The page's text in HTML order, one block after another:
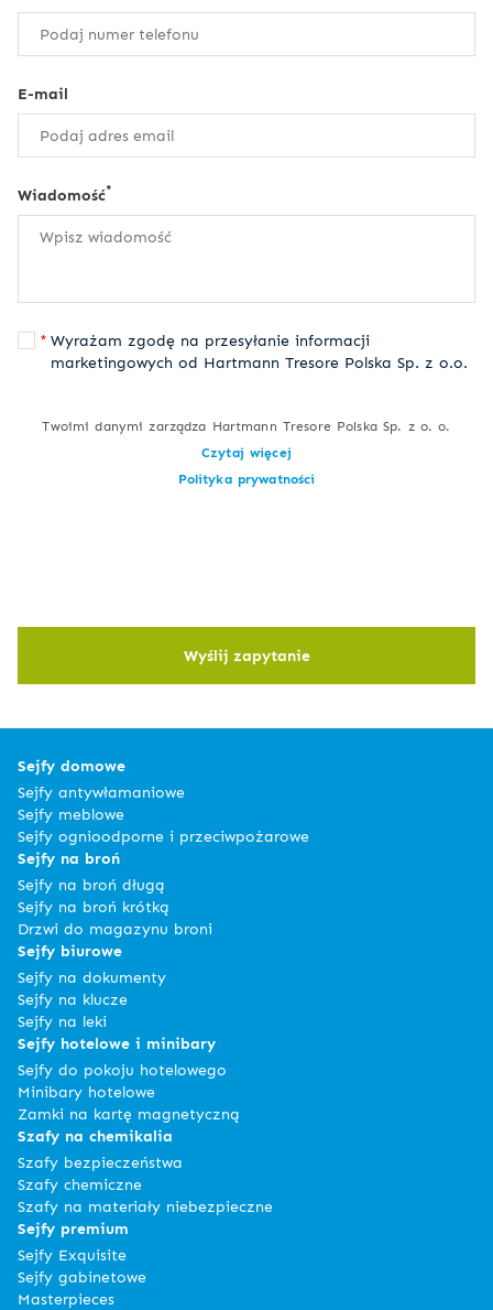
E-mail
Wiadomość*
Wyrażam zgodę na przesyłanie informacji
marketingowych od Hartmann Tresore Polska Sp. z o.o.
Twoimi danymi zarządza Hartmann Tresore Polska Sp. z o. o.
Czytaj więcej
Polityka prywatności
Wyślij zapytanie
Sejfy domowe
Sejfy antywłamaniowe
Sejfy meblowe
Sejfy ognioodporne i przeciwpożarowe
Sejfy na broń
Sejfy na broń długą
Sejfy na broń krótką
Drzwi do magazynu broni
Sejfy biurowe
Sejfy na dokumenty
Sejfy na klucze
Sejfy na leki
Sejfy hotelowe i minibary
Sejfy do pokoju hotelowego
Minibary hotelowe
Zamki na kartę magnetyczną
Szafy na chemikalia
Szafy bezpieczeństwa
Szafy chemiczne
Szafy na materiały niebezpieczne
Sejfy premium
Sejfy Exquisite
Sejfy gabinetowe
Masterpieces